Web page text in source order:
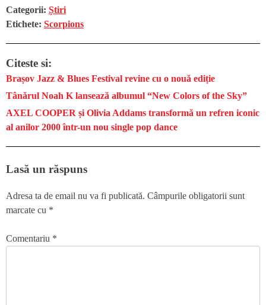
Categorii: Știri
Etichete: Scorpions
Citeste si:
Brașov Jazz & Blues Festival revine cu o nouă ediție
Tânărul Noah K lansează albumul “New Colors of the Sky”
AXEL COOPER și Olivia Addams transformă un refren iconic
al anilor 2000 într-un nou single pop dance
Lasă un răspuns
Adresa ta de email nu va fi publicată. Câmpurile obligatorii sunt
marcate cu *
Comentariu *